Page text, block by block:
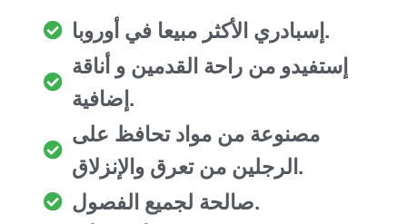
إسبادري الأكثر مبيعا في أوروبا.
إستفيدو من راحة القدمين و أناقة
إضافية.
مصنوعة من مواد تحافظ على
الرجلين من تعرق والإنزلاق.
صالحة لجميع الفصول.